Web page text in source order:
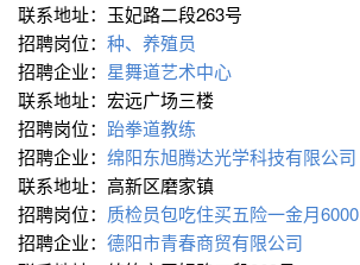
联系地址：玉妃路二段263号
招聘岗位： 种、养殖员
招聘企业： 星舞道艺术中心
联系地址：宏远广场三楼
招聘岗位： 跆拳道教练
招聘企业： 绵阳东旭腾达光学科技有限公司
联系地址：高新区磨家镇
招聘岗位： 质检员包吃住买五险一金月6000
招聘企业： 德阳市青春商贸有限公司